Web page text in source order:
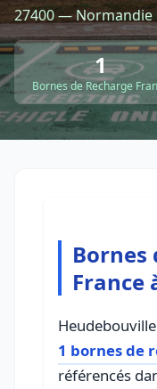
27400 — Normandie
1
Bornes de Recharge
Bornes
France
1 bornes de
référencés